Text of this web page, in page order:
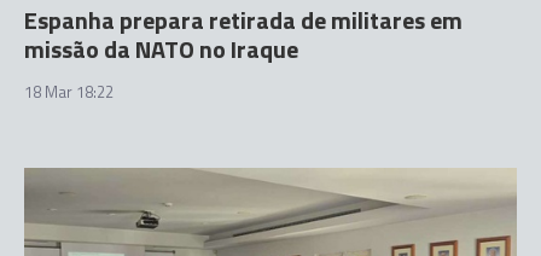
Espanha prepara retirada de militares em
missão da NATO no Iraque
18 Mar 18:22